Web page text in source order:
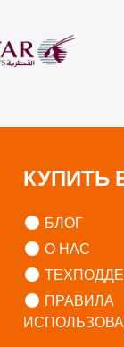
КУПИТЬ
БЛОГ
О НАС
ПРАВИЛА